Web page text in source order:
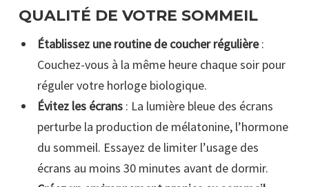
QUALITÉ DE VOTRE SOMMEIL
Établissez une routine de coucher régulière:
Couchez-vous à la même heure chaque soir pour
réguler votre horloge biologique.
Évitez les écrans: La lumière bleue des écrans
perturbe la production de mélatonine, l’hormone
du sommeil. Essayez de limiter l’usage des
écrans au moins 30 minutes avant de dormir.